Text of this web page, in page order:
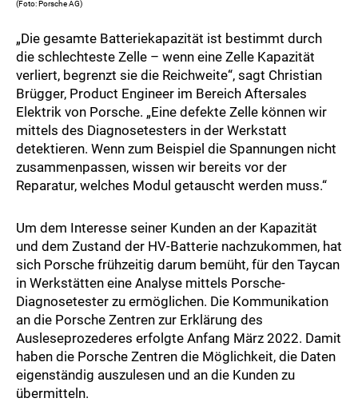
(Foto: Porsche AG)
„Die gesamte Batteriekapazität ist bestimmt durch
die schlechteste Zelle – wenn eine Zelle Kapazität
verliert, begrenzt sie die Reichweite“, sagt Christian
Brügger, Product Engineer im Bereich Aftersales
Elektrik von Porsche. „Eine defekte Zelle können wir
mittels des Diagnosetesters in der Werkstatt
detektieren. Wenn zum Beispiel die Spannungen nicht
zusammenpassen, wissen wir bereits vor der
Reparatur, welches Modul getauscht werden muss.“
Um dem Interesse seiner Kunden an der Kapazität
und dem Zustand der HV-Batterie nachzukommen, hat
sich Porsche frühzeitig darum bemüht, für den Taycan
in Werkstätten eine Analyse mittels Porsche-
Diagnosetester zu ermöglichen. Die Kommunikation
an die Porsche Zentren zur Erklärung des
Ausleseprozederes erfolgte Anfang März 2022. Damit
haben die Porsche Zentren die Möglichkeit, die Daten
eigenständig auszulesen und an die Kunden zu
übermitteln.